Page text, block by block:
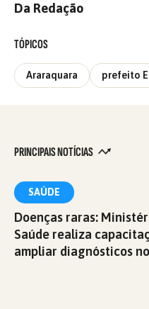
Da Redação
TÓPICOS
Araraquara prefeito
PRINCIPAIS NOTÍCIAS
SAÚDE
Doenças raras:
Saúde realiza
ampliar diagnósticos no